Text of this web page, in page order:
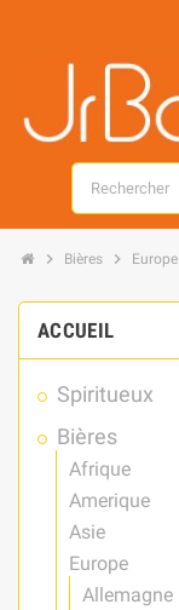
chevron_right Bières chevron_right Europe
ACCUEIL
Spiritueux
Bières
Afrique
Amerique
Asie
Europe
Allemagne